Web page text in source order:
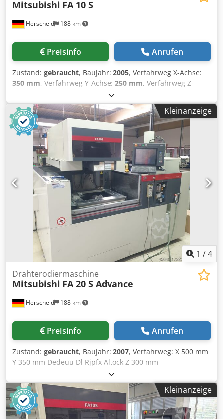
Herscheid 188 km
Mitsubishi FA 10 S
Preisinfo Anrufen
Zustand: gebraucht, Baujahr: 2005, Verfahrweg X-Achse:
350 mm, Verfahrweg Y-Achse: 250 mm, Verfahrweg Z-
, Verfahrweg X 350 MM / Y 250 mm / Z 220
mm inkl. Kühler Automatische Drahteinfädelung Dcsdpfsx
Hghuox Altek Wasserbad
Kleinanzeige
1 /4
Herscheid 188 km
Drahterodiermaschine
Mitsubishi FA 20 S Advance
Preisinfo Anrufen
Zustand: gebraucht, Baujahr: 2007, Verfahrweg: X 500 mm
Y 350 mm Dedeuu Dl Rjpfx Altock Z 300 mm
Wasserbadmaschine Automatische Drahteinfädelung
Kleinanzeige